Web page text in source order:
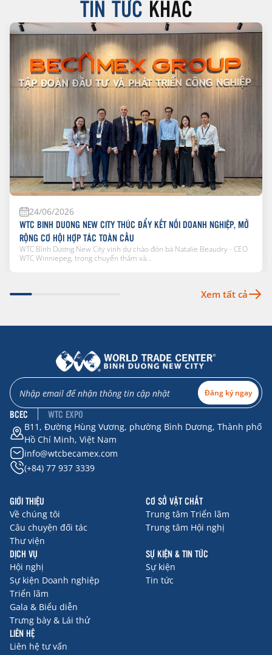
TIN TỨC KHÁC
24/06/2026
WTC BINH DUONG NEW CITY THÚC ĐẨY KẾT NỐI DOANH NGHIỆP, MỞ
RỘNG CƠ HỘI HỢP TÁC TOÀN CẦU
WTC Bình Dương New City vinh dự chào đón bà Natalie Beaudry - CEO
WTC Winniepeg, trong chuyến thăm và...
Xem tất cả
Đăng ký ngay
BCEC WTC EXPO
B11, Đường Hùng Vương, phường Bình Dương, Thành phố
Hồ Chí Minh, Việt Nam
info@wtcbecamex.com
(+84) 77 937 3339
GIỚI THIỆU
Về chúng tôi
Câu chuyện đối tác
Thư viện
CƠ SỞ VẬT CHẤT
Trung tâm Triển lãm
Trung tâm Hội nghị
DỊCH VỤ
Hội nghị
Sự kiện Doanh nghiệp
Triển lãm
Gala & Biểu diễn
Trưng bày & Lái thử
SỰ KIỆN & TIN TỨC
Sự kiện
Tin tức
LIÊN HỆ
Liên hệ tư vấn